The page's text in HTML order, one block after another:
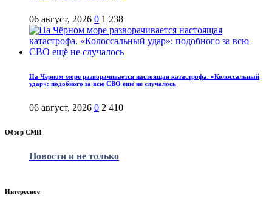
06 август, 2026 0 1 238
На Чёрном море разворачивается настоящая катастрофа. «Колоссальный
удар»: подобного за всю СВО ещё не случалось
06 август, 2026 0 2 410
Обзор СМИ
Новости и не только
Интересное